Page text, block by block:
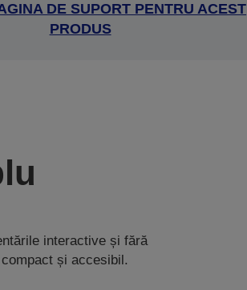
DE SUPORT PENTRU ACEST
PRODUS
interactive și fără
și accesibil.